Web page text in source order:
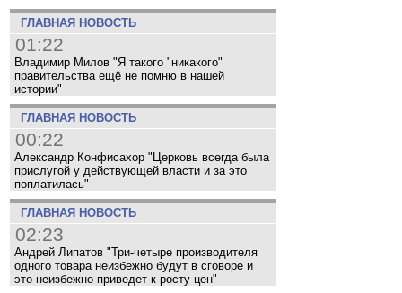
ГЛАВНАЯ НОВОСТЬ
01:22
Владимир Милов "Я такого "никакого"
правительства ещё не помню в нашей
истории"
ГЛАВНАЯ НОВОСТЬ
00:22
Александр Конфисахор "Церковь всегда была
прислугой у действующей власти и за это
поплатилась"
ГЛАВНАЯ НОВОСТЬ
02:23
Андрей Липатов "Три-четыре производителя
одного товара неизбежно будут в сговоре и
это неизбежно приведет к росту цен"